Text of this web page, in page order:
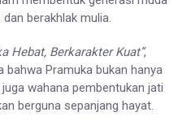
berakhlak mulia.
Hebat, Berkarakter Kuat”,
bahwa Pramuka bukan hanya
wahana pembentukan jati
berguna sepanjang hayat.